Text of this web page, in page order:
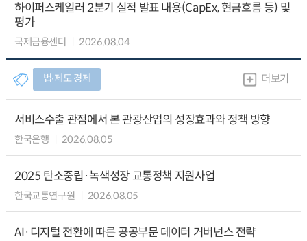
하이퍼스케일러 2분기 실적 발표 내용(CapEx, 현금흐름 등) 및
평가
국제금융센터 2026.08.04
법∙제도 경제 더보기
서비스수출 관점에서 본 관광산업의 성장효과와 정책 방향
한국은행 2026.08.05
2025 탄소중립·녹색성장 교통정책 지원사업
한국교통연구원 2026.08.05
AI·디지털 전환에 따른 공공부문 데이터 거버넌스 전략